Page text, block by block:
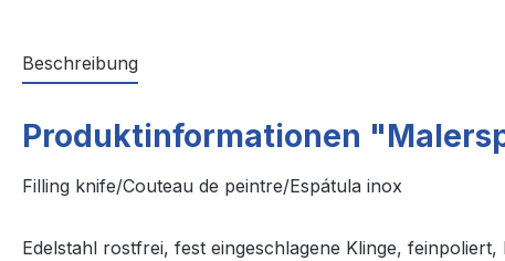
Beschreibung
Produktinformationen
Filling knife/Couteau de peintre/Espátula inox
Edelstahl rostfrei, fest eingeschlagene Klinge,